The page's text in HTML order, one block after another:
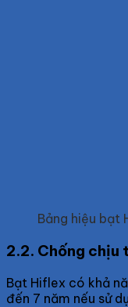
Bảng hiệu bạt
2.2. Chống
Bạt Hiflex có khả
đến 7 năm nếu sử